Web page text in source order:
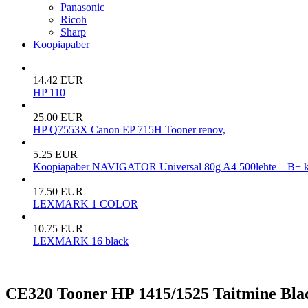
Panasonic
Ricoh
Sharp
Koopiapaber
14.42 EUR
HP 110
25.00 EUR
HP Q7553X Canon EP 715H Tooner renov,
5.25 EUR
Koopiapaber NAVIGATOR Universal 80g A4 500lehte – B+
17.50 EUR
LEXMARK 1 COLOR
10.75 EUR
LEXMARK 16 black
CE320 Tooner HP 1415/1525 Taitmine